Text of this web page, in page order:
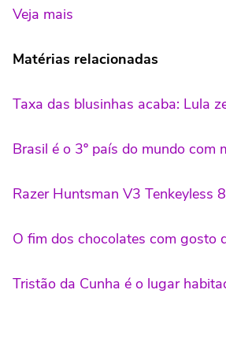
Veja mais
Matérias relacionadas
Taxa das blusinhas acaba: Lula
Brasil é o 3º país do mundo com
Razer Huntsman V3 Tenkeyless
O fim dos chocolates com gosto
Tristão da Cunha é o lugar